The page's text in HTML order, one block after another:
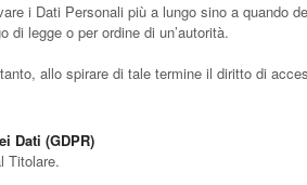
i Dati Personali più a lungo sino a quando
di legge o per ordine di un’autorità.
allo spirare di tale termine il diritto di
Dati (GDPR)
Titolare.